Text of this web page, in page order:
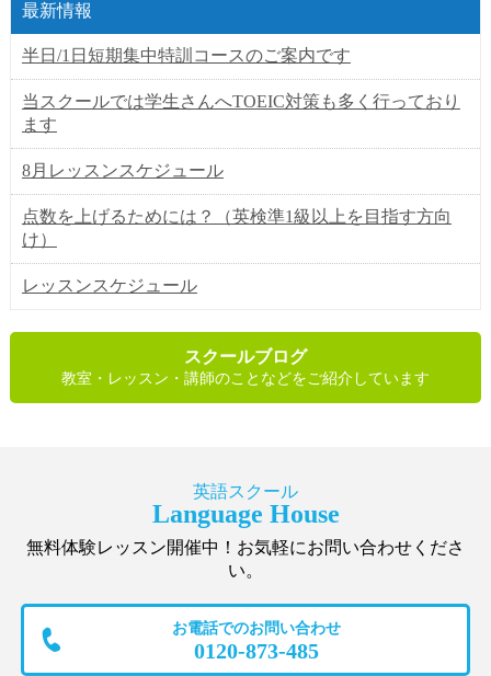
最新情報
半日/1日短期集中特訓コースのご案内です
当スクールでは学生さんへTOEIC対策も多く行っており
ます
8月レッスンスケジュール
点数を上げるためには？（英検準1級以上を目指す方向
け）
レッスンスケジュール
スクールブログ
教室・レッスン・講師のことなどをご紹介しています
英語スクール
Language House
無料体験レッスン開催中！お気軽にお問い合わせくださ
い。
お電話でのお問い合わせ
0120-873-485